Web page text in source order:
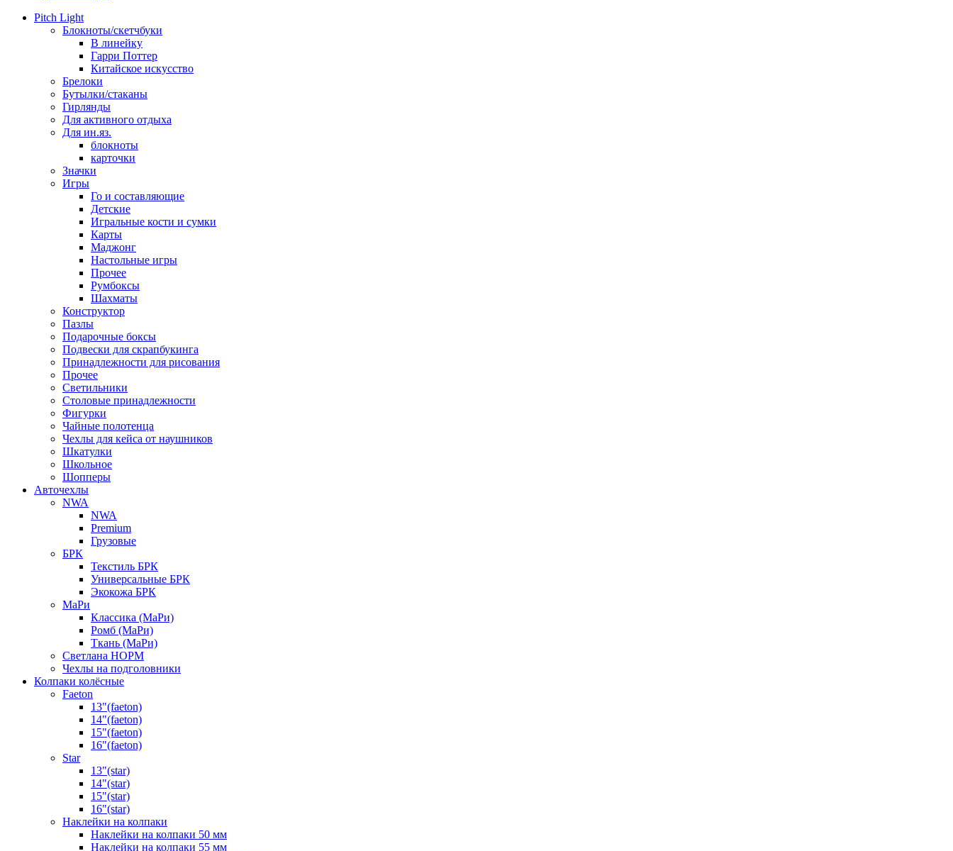
Pitch Light
Блокноты/скетчбуки
В линейку
Гарри Поттер
Китайское искусство
Брелоки
Бутылки/стаканы
Гирлянды
Для активного отдыха
Для ин.яз.
блокноты
карточки
Значки
Игры
Го и составляющие
Детские
Игральные кости и сумки
Карты
Маджонг
Настольные игры
Прочее
Румбоксы
Шахматы
Конструктор
Пазлы
Подарочные боксы
Подвески для скрапбукинга
Принадлежности для рисования
Прочее
Светильники
Столовые принадлежности
Фигурки
Чайные полотенца
Чехлы для кейса от наушников
Шкатулки
Школьное
Шопперы
Авточехлы
NWA
NWA
Premium
Грузовые
БРК
Текстиль БРК
Универсальные БРК
Экокожа БРК
МаРи
Классика (МаРи)
Ромб (МаРи)
Ткань (МаРи)
Светлана НОРМ
Чехлы на подголовники
Колпаки колёсные
Faeton
13"(faeton)
14"(faeton)
15"(faeton)
16"(faeton)
Star
13"(star)
14"(star)
15"(star)
16"(star)
Наклейки на колпаки
Наклейки на колпаки 50 мм
Наклейки на колпаки 55 мм